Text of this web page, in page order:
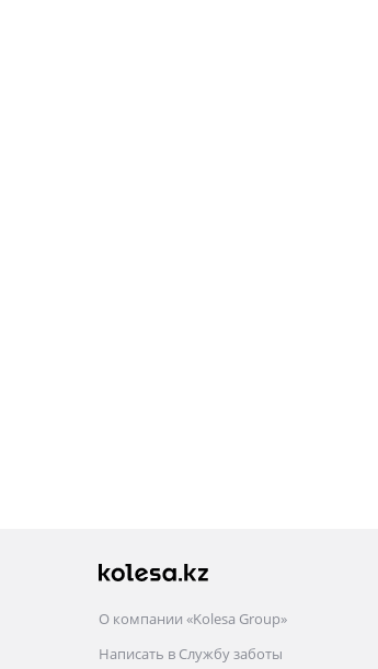
(L1)
рестайлинг (U3)
О компании «Kolesa Group»
Написать в Службу заботы